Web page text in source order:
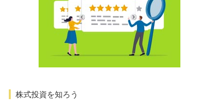
株式投資を知ろう